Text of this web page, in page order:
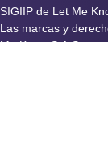
SIGIIP de Let Me
Las marcas y
Me Know S.A.S y